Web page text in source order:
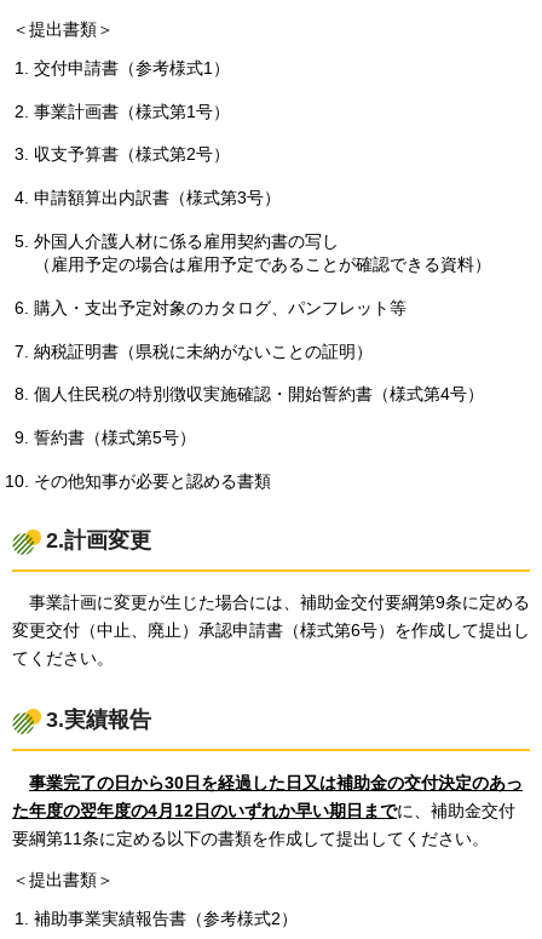
＜提出書類＞
交付申請書（参考様式1）
事業計画書（様式第1号）
収支予算書（様式第2号）
申請額算出内訳書（様式第3号）
外国人介護人材に係る雇用契約書の写し
（雇用予定の場合は雇用予定であることが確認できる資料）
購入・支出予定対象のカタログ、パンフレット等
納税証明書（県税に未納がないことの証明）
個人住民税の特別徴収実施確認・開始誓約書（様式第4号）
誓約書（様式第5号）
その他知事が必要と認める書類
2.計画変更
事業計画に変更が生じた場合には、補助金交付要綱第9条に定める
変更交付（中止、廃止）承認申請書（様式第6号）を作成して提出し
てください。
3.実績報告
事業完了の日から30日を経過した日又は補助金の交付決定のあっ
た年度の翌年度の4月12日のいずれか早い期日までに、補助金交付
要綱第11条に定める以下の書類を作成して提出してください。
＜提出書類＞
補助事業実績報告書（参考様式2）